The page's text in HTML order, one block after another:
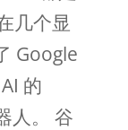
几个显
Google
的
人。 谷